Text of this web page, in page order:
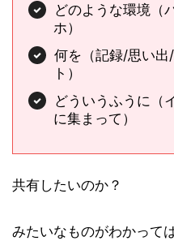
どのような環境（
ホ）
何を（記録/思い
ト）
どういうふうに（
に集まって）
共有したいのか？
みたいなものがわかって